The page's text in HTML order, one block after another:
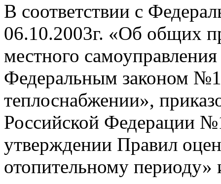
В соответствии с
06.10.2003г. «Об общих
местного
Федеральным законом
теплоснабжении»,
Российской Федерации
утверждении Правил
отопительному периоду»